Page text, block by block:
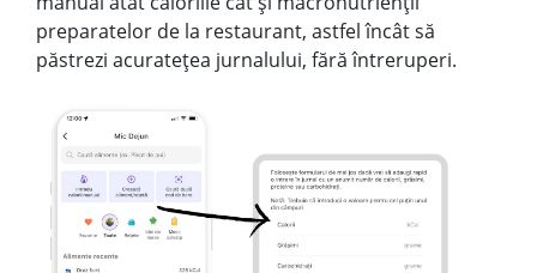
preparatelor de la restaurant, astfel încât să
păstrezi acuratețea jurnalului, fără întreruperi.